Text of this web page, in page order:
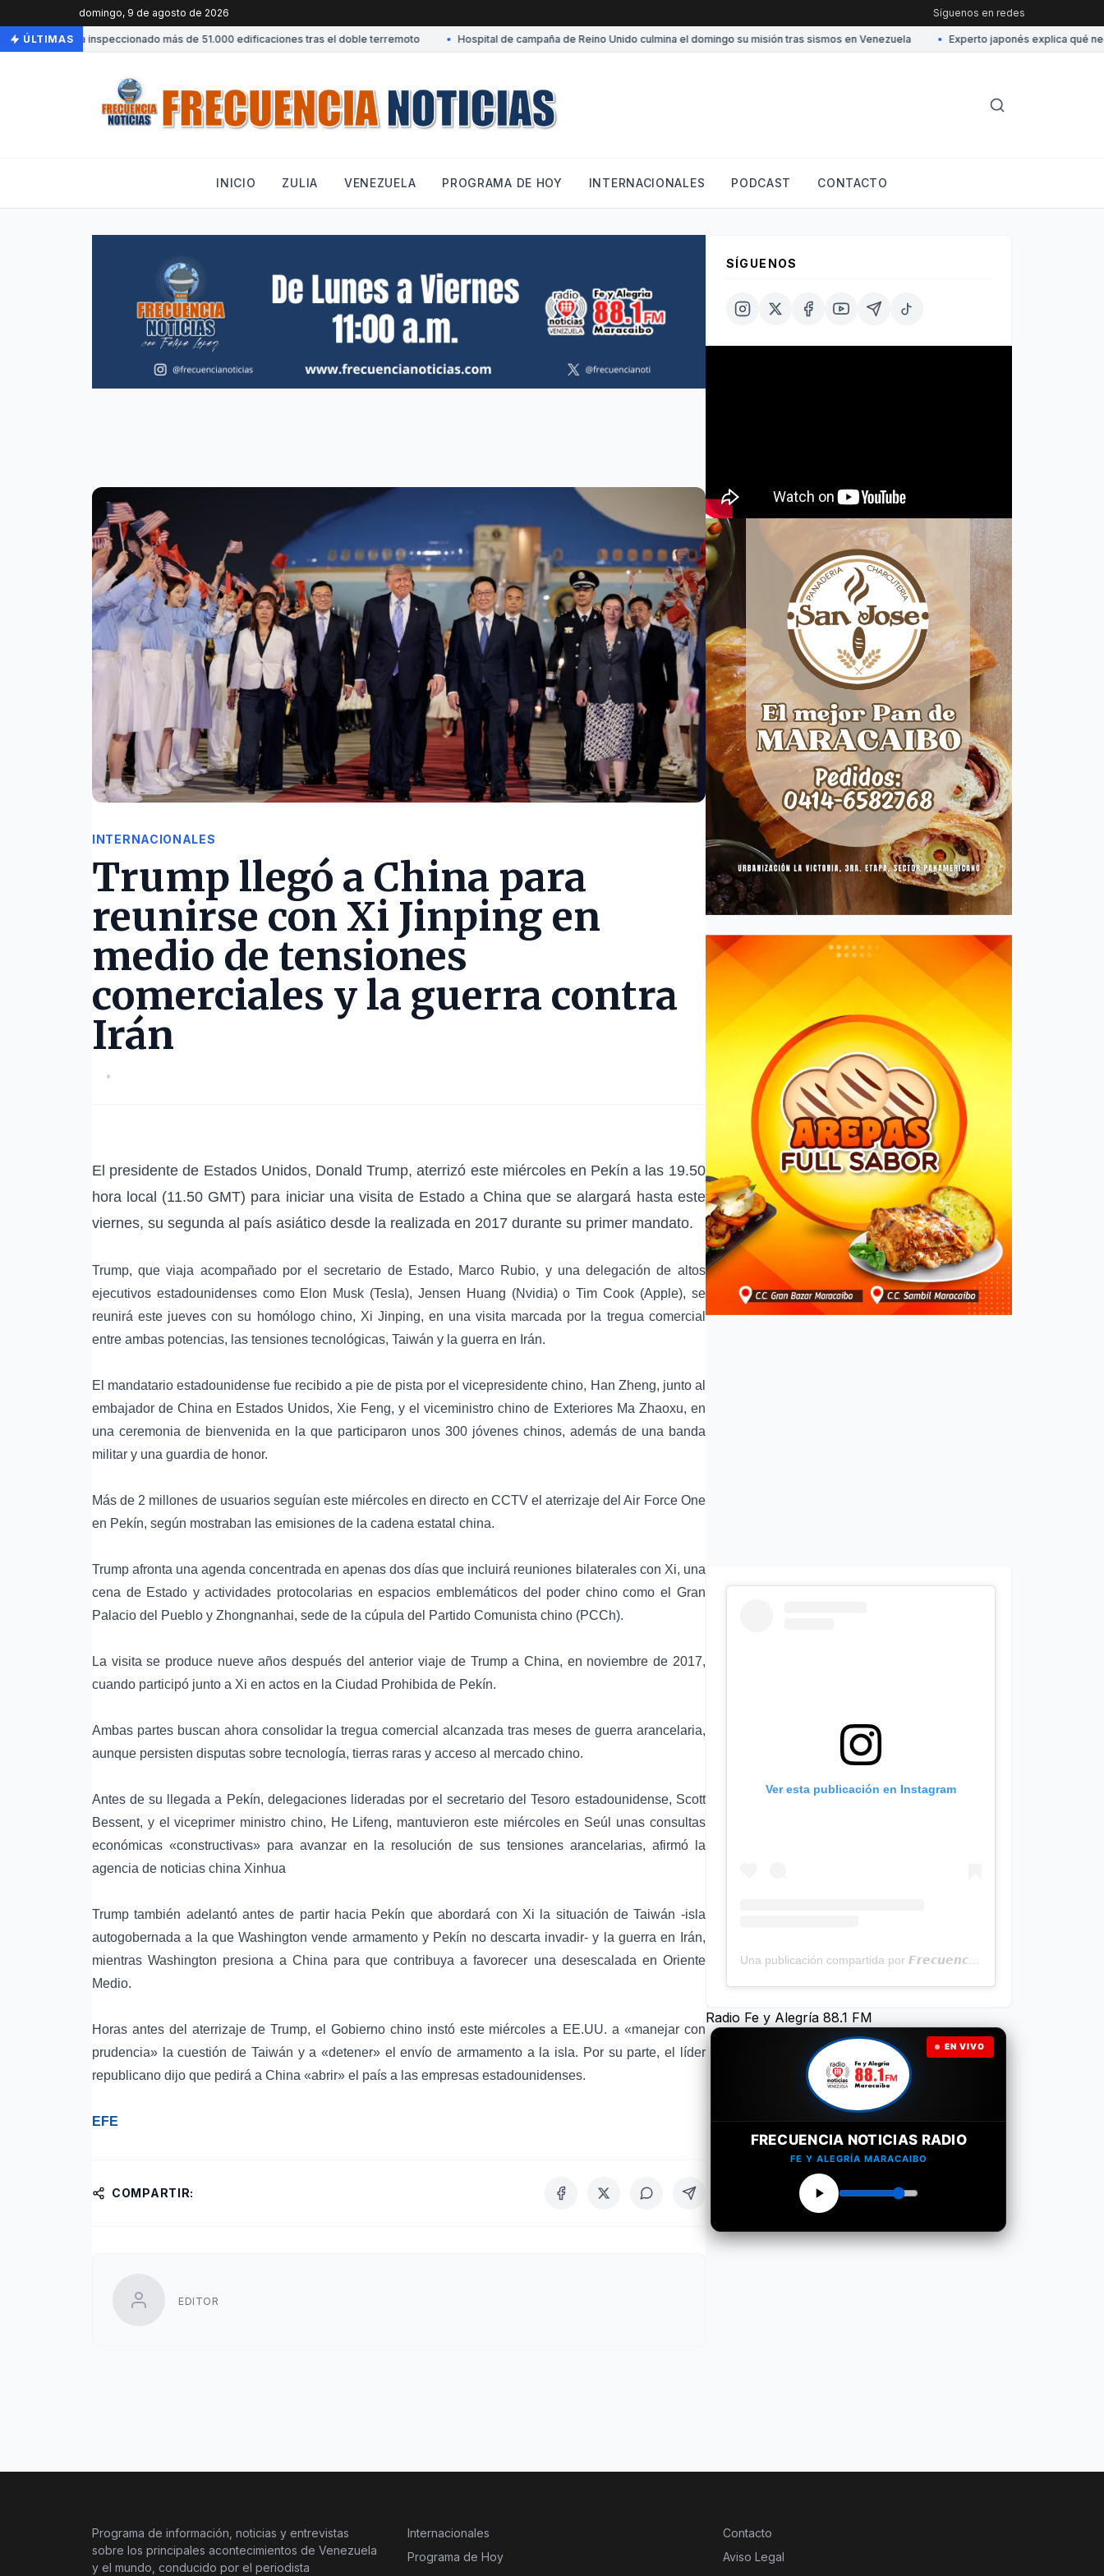
domingo, 9 de agosto de 2026 Síguenos en redes
ÚLTIMAS
Venezuela ha inspeccionado más de 51.000 edificaciones tras el doble terremoto Hospital de campaña de Reino Unido culmina el domingo su misión tras sismos en Venezuela Experto japonés explica qué
INICIO ZULIA VENEZUELA PROGRAMA DE HOY INTERNACIONALES PODCAST CONTACTO
INTERNACIONALES
Trump llegó a China para
reunirse con Xi Jinping en
medio de tensiones
comerciales y la guerra contra
Irán
•
El presidente de Estados Unidos, Donald Trump, aterrizó este miércoles en Pekín a las 19.50
hora local (11.50 GMT) para iniciar una visita de Estado a China que se alargará hasta este
viernes, su segunda al país asiático desde la realizada en 2017 durante su primer mandato.
Trump, que viaja acompañado por el secretario de Estado, Marco Rubio, y una delegación de altos
ejecutivos estadounidenses como Elon Musk (Tesla), Jensen Huang (Nvidia) oTim Cook (Apple), se
reunirá este jueves con su homólogo chino, Xi Jinping, en una visita marcada por la tregua comercial
entre ambas potencias, las tensiones tecnológicas, Taiwán y la guerra en Irán.
El mandatario estadounidense fue recibido a pie de pista por el vicepresidente chino, Han Zheng, junto al
embajador de China en Estados Unidos, Xie Feng, y el viceministro chino de Exteriores Ma Zhaoxu, en
una ceremonia de bienvenida en la que participaron unos 300 jóvenes chinos, además de una banda
militar y una guardia de honor.
Más de 2 millones de usuarios seguían este miércoles en directo en CCTV el aterrizaje del Air Force One
en Pekín, según mostraban las emisiones de la cadena estatal china.
Trump afronta una agenda concentrada en apenas dos días que incluirá reuniones bilaterales con Xi, una
cena de Estado y actividades protocolarias en espacios emblemáticos del poder chino como el Gran
Palacio del Pueblo y Zhongnanhai, sede de la cúpula del Partido Comunista chino (PCCh).
La visita se produce nueve años después del anterior viaje de Trump a China, en noviembre de 2017,
cuando participó junto a Xi en actos en la Ciudad Prohibida de Pekín.
Ambas partes buscan ahora consolidar la tregua comercial alcanzada tras meses de guerra arancelaria,
aunque persisten disputas sobre tecnología, tierras raras y acceso al mercado chino.
Antes de su llegada a Pekín, delegaciones lideradas por el secretario del Tesoro estadounidense, Scott
Bessent, y el viceprimer ministro chino, He Lifeng, mantuvieron este miércoles en Seúl unas consultas
económicas «constructivas» para avanzar en la resolución de sus tensiones arancelarias, afirmó la
agencia de noticias china Xinhua
Trump también adelantó antes de partir hacia Pekín que abordará con Xi la situación de Taiwán -isla
autogobernada a la que Washington vende armamento y Pekín no descarta invadir- y la guerra en Irán,
mientras Washington presiona a China para que contribuya a favorecer una desescalada en Oriente
Medio.
Horas antes del aterrizaje de Trump, el Gobierno chino instó este miércoles a EE.UU. a «manejar con
prudencia» la cuestión de Taiwán y a «detener» el envío de armamento a la isla. Por su parte, el líder
republicano dijo que pedirá a China «abrir» el país a las empresas estadounidenses.
EFE
COMPARTIR:
EDITOR
SÍGUENOS
Ver esta publicación en Instagram
Una publicación compartida por 𝙁𝙧𝙚𝙘𝙪𝙚𝙣𝙘𝙞𝙖 𝙉𝙤𝙩𝙞𝙘𝙞𝙖𝙨 | Programa Radial (@frecuencianoticias)
Radio Fe y Alegría 88.1 FM
EN VIVO
FRECUENCIA NOTICIAS RADIO
FE Y ALEGRÍA MARACAIBO
Programa de información, noticias y entrevistas
sobre los principales acontecimientos de Venezuela
y el mundo, conducido por el periodista
Internacionales
Programa de Hoy
Contacto
Aviso Legal